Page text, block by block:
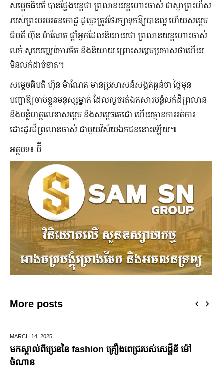
សម្ដេចធិបតី បានថ្លែងបន្តថា ព្រលានយន្ដហោះចាស់ ជាស្នាព្រះហ័ស
របស់ព្រះបរមរតនកោដ្ឋ ដូច្នេះត្រូវថែរក្សាទុកឱ្យបានល្អ ហើយសម្ដេច
ធិបតី ហ៊ុន ម៉ាណែត ផ្ដាំអ្នកដែលនិយាយថា ព្រលានយន្ដហោះចាស់
លក់ សូមបញ្ឈប់ការគិត និងនិយាយ ព្រោះសម្ដេចប្រកាសថាហើយ
មិនលក់ដាច់ខាត។
សម្ដេចធិបតី ហ៊ុន ម៉ាណែត មានប្រសាសន៍សង្កត់ធ្ងន់ថា ថ្ងៃមុន
បញ្ជាឱ្យចាប់ខ្លួនមនុស្សម្នាក់ ដែលលួចរត់ឯកសារបន្លំលក់ដីព្រលាន
និងបន្លំហត្ថលេខាសម្ដេច និងសម្ដេចតេជោ ហើយគ្មានការរត់ការ
ដោះដូរដីព្រលានចាស់ ជាមួយវិស័យឯកជននោះឡើយ៕
អត្ថបទ៖ ប៊ី
More posts
េននៃ​ fashion គ្រឿងពេជ្ររបស់សេដ្ឋីនី ម៉ៅ
ឆ្លងឆ្នាំសកល